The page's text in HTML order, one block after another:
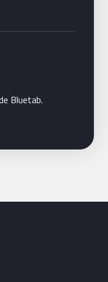
Bluetab.